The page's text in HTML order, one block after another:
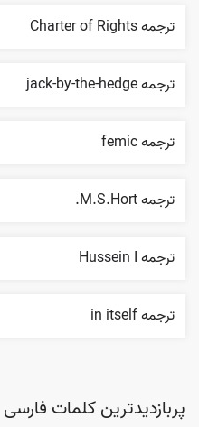
ترجمه Charter of Rights
ترجمه jack-by-the-hedge
ترجمه femic
ترجمه M.S.Hort.
ترجمه Hussein I
ترجمه in itself
پربازدیدترین کلمات فارسی